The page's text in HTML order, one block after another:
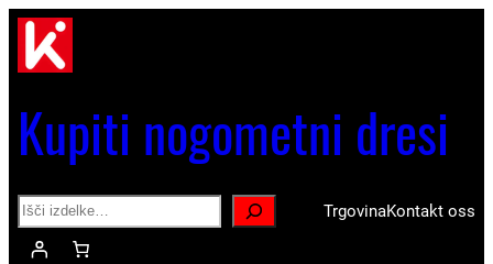
Kupiti nogometni dresi
Search TrgovinaKontakt oss